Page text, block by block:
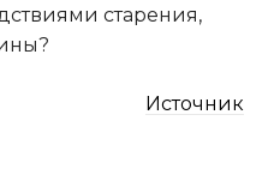
старения,
Источник